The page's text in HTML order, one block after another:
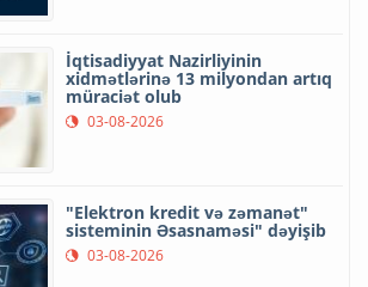
İqtisadiyyat Nazirliyinin
xidmətlərinə 13 milyondan artıq
müraciət olub
03-08-2026
"Elektron kredit və zəmanət"
sisteminin Əsasnaməsi" dəyişib
03-08-2026